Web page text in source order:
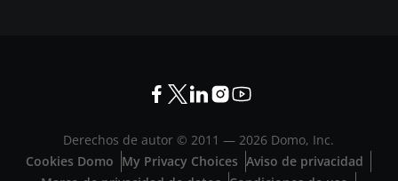
Derechos de autor © 2011 —2026 Domo, Inc.
Cookies Domo My Privacy Choices Aviso de privacidad